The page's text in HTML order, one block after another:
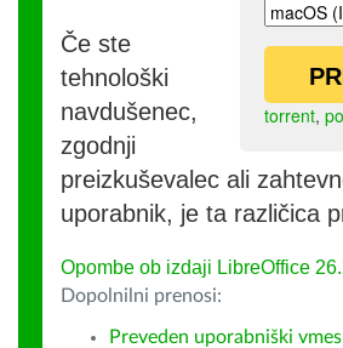
torrent,
Če ste
tehnološki
navdušenec,
zgodnji
preizkuševalec ali
uporabnik, je ta različica
Opombe ob izdaji LibreOffice
Dopolnilni prenosi:
Preveden uporabniški